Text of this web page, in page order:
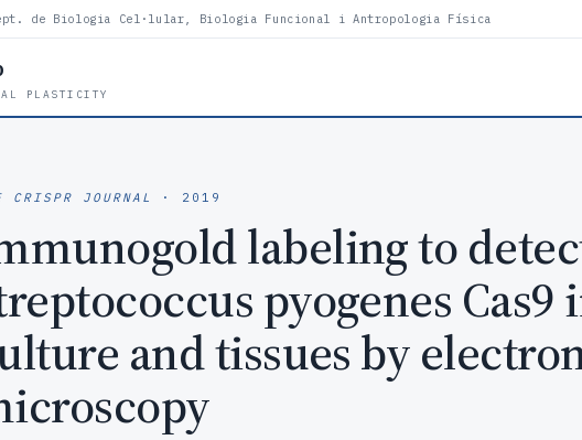
de Biologia Cel·lular, Biologia Funcional i Antropologia Física
PLASTICITY
CRISPR JOURNAL · 2019
labeling to
pyogenes Cas9
and tissues by